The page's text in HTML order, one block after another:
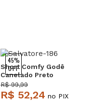
45%
OFF
Short Comfy Godê
Canelado Preto
Salvatore
R$ 99,99
R$ 52,24 no PIX